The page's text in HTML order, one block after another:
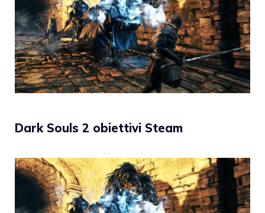
Dark Souls 2 obiettivi Steam